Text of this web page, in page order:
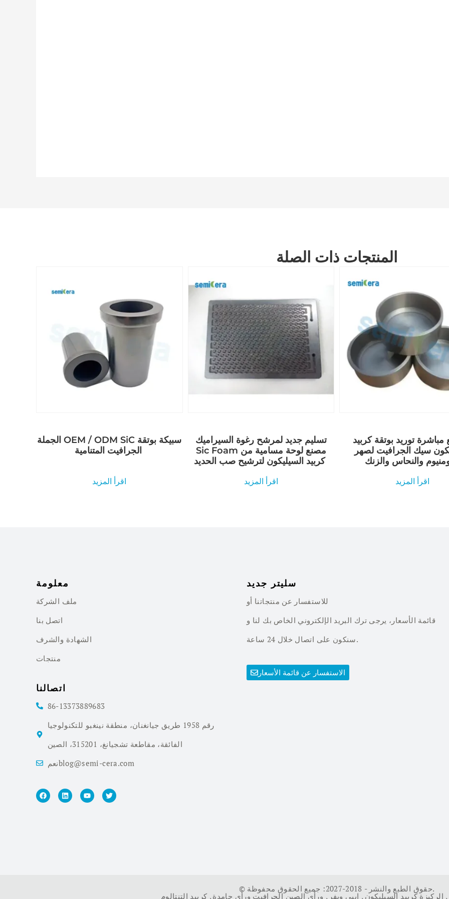
المنتجات ذات الصلة
الجملة OEM / ODM SiC سبيكة بوتقة
اقرأ المزيد
تسليم جديد لمرشح رغوة السيراميك
Sic Foam مصنع لوحة مسامية من
كربيد السيليكون لترشيح صب الحديد
اقرأ المزيد
مباشرة توريد بوتقة كربيد
سيك الجرافيت لصهر
والنحاس والزنك
اقرأ المزيد
معلومة
ملف الشركة
اتصل بنا
الشهادة والشرف
منتجات
سليتر جديد
للاستفسار عن منتجاتنا أو
قائمة الأسعار، يرجى ترك البريد الإلكتروني الخاص بك لنا و
سنكون على اتصال خلال 24 ساعة.
الاستفسار عن قائمة الأسعار
اتصالنا
86-13373889683
رقم 1958 طريق جيانغنان، منطقة نينغبو للتكنولوجيا
الفائقة، مقاطعة تشجيانغ، 315201، الصين
نعمblog@semi-cera.com
© حقوق الطبع والنشر - 2018-2027: جميع الحقوق محفوظة.
, الركيزة كربيد السيليكون, إيبي ويفر, ورأى الصين الجرافيت ورأى جامدة,